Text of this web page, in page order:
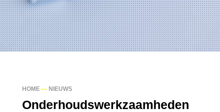
HOME —NIEUWS
Onderhoudswerkzaamheden